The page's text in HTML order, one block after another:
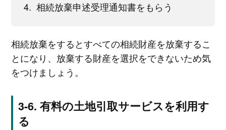
相続放棄申述受理通知書をもらう
相続放棄をするとすべての相続財産を放棄するこ
とになり、放棄する財産を選択をできないため気
をつけましょう。
有料の土地引取サービスを利用す
る